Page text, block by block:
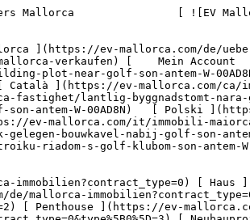
Deutsch       [ English ](https://ev-mallorca.com/en/mallorca-property/rural-building-plot-near-golf-son-antem-W-00AD8N)   [ Español ](https://ev-mallorca.com/es/inmueble-mallorca/parcela-rustica-cerca-del-golf-son-antem-W-00AD8N)    [ Català ](https://ev-mallorca.com/ca/immoble-mallorca/parcella-rural-a-prop-del-camp-de-golf-son-antem-W-00AD8N)   [ Svenska ](https://ev-mallorca.com/sv/mallorca-fastighet/lantlig-byggnadstomt-nara-golf-son-antem-W-00AD8N)   [ Français ](https://ev-mallorca.com/fr/bien-majorque/terrain-a-batir-rural-pres-du-golf-son-antem-W-00AD8N)   [ Polski ](https://ev-mallorca.com/pl/nieruchomosc-majorce/wiejska-dzialka-budowlana-w-poblizu-golf-son-antem-W-00AD8N)   [ Italiano ](https://ev-mallorca.com/it/immobili-maiorca/terreno-edificabile-rurale-vicino-al-golf-son-antem-W-00AD8N)   [ Dutch ](https://ev-mallorca.com/nl/mallorca-eigendom/landelijk-gelegen-bouwkavel-nabij-golf-son-antem-W-00AD8N)   [ Русский ](https://ev-mallorca.com/ru/nedvizhimost-mayorka/zagorodnyi-ucastok-pod-zastroiku-riadom-s-golf-klubom-son-antem-W-00AD8N)   [ Dansk ](https://ev-mallorca.com/da/mallorca-ejendom/landlig-byggegrund-naer-golf-son-antem-W-00AD8N)   

 [ ![EV Mallorca](https://cdn.ev-mallorca.com/images/web/EV_Logo_RGB.svg) ](https://ev-mallorca.com/de)  Open main menu    

   Kaufen     [ Alle Immobilien ](https://ev-mallorca.com/de/mallorca-immobilien?contract_type=0) [ Haus ](https://ev-mallorca.com/de/mallorca-immobilien?contract_type=0&type%5B0%5D=0) [ Finca ](https://ev-mallorca.com/de/mallorca-immobilien?contract_type=0&type%5B0%5D=1) [ Apartment ](https://ev-mallorca.com/de/mallorca-immobilien?contract_type=0&type%5B0%5D=2) [ Penthouse ](https://ev-mallorca.com/de/mallorca-immobilien?contract_type=0&type%5B0%5D=5) [ Grundstück ](https://ev-mallorca.com/de/mallorca-immobilien?contract_type=0&type%5B0%5D=3) [ Neubauprojekt ](https://ev-mallorca.com/de/mallorca-immobilien?contract_type=0&type%5B0%5D=development) 

   Mieten     [ Alle Immobilien ](https://ev-mallorca.com/de/mallorca-immobilien?contract_type=1) [ Haus ](https://ev-mallorca.com/de/mallorca-immobilien?contract_type=1&type%5B0%5D=0)